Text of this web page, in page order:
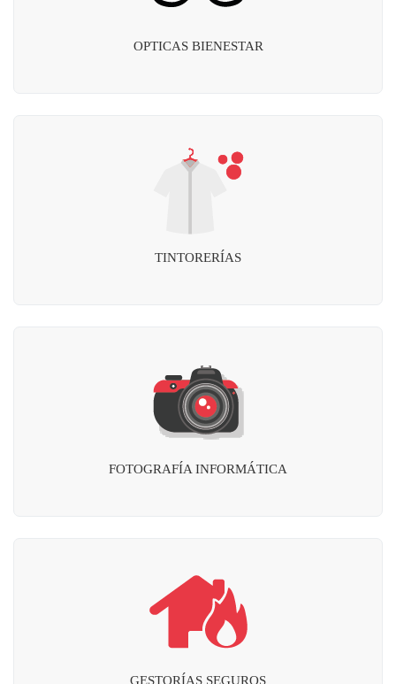
OPTICAS BIENESTAR
TINTORERÍAS
FOTOGRAFÍA INFORMÁTICA
GESTORÍAS SEGUROS